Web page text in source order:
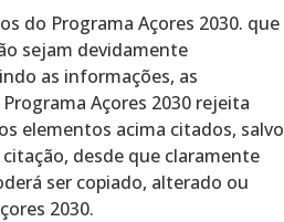
do Programa Açores 2030. que
sejam devidamente
as informações, as
Açores 2030 rejeita
elementos acima citados, salvo
desde que claramente
ser copiado, alterado ou
2030.